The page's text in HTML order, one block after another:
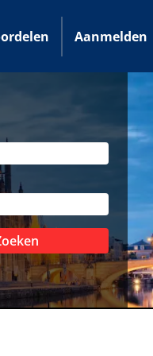
Aanmelden